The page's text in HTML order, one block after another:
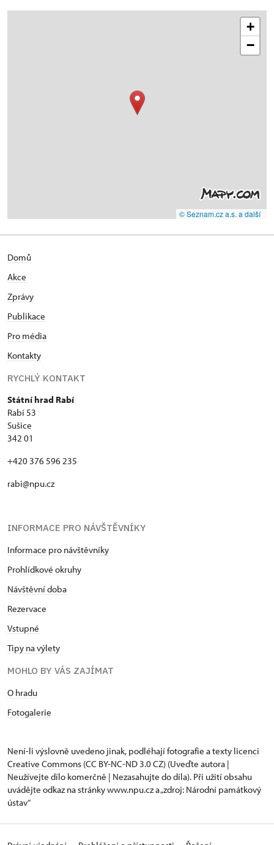
+
−
© Seznam.cz a.s. a další
Domů
Akce
Zprávy
Publikace
Pro média
Kontakty
RYCHLÝ KONTAKT
Státní hrad Rabí
Rabí 53
Sušice
342 01
+420 376 596 235
rabi@npu.cz
INFORMACE PRO NÁVŠTĚVNÍKY
Informace pro návštěvníky
Prohlídkové okruhy
Návštěvní doba
Rezervace
Vstupné
Tipy na výlety
MOHLO BY VÁS ZAJÍMAT
O hradu
Fotogalerie
Není-li výslovně uvedeno jinak, podléhají fotografie a texty licenci
Creative Commons (CC BY-NC-ND 3.0 CZ) (Uveďte autora |
Neužívejte dílo komerčně | Nezasahujte do díla). Při užití obsahu
uvádějte odkaz na stránky www.npu.cz a „zdroj: Národní památkový
ústav“